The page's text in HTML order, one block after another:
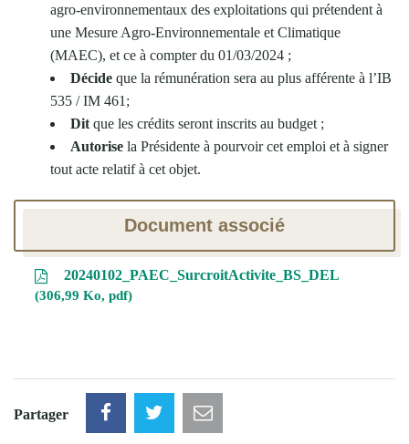
agro-environnementaux des exploitations qui prétendent à
une Mesure Agro-Environnementale et Climatique
(MAEC), et ce à compter du 01/03/2024 ;
Décide que la rémunération sera au plus afférente à l’IB
535 / IM 461;
Dit que les crédits seront inscrits au budget ;
Autorise la Présidente à pourvoir cet emploi et à signer
tout acte relatif à cet objet.
Document associé
20240102_PAEC_SurcroitActivite_BS_DEL
306,99 Ko, pdf
Partager